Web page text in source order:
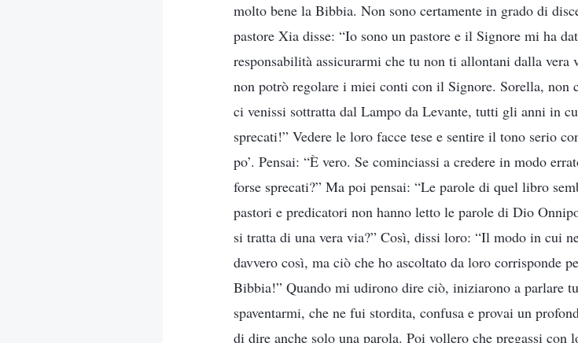
molto bene la Bibbia. Non sono certamente in grado di
pastore Xia disse: “Io sono un pastore e il Signore mi ha
responsabilità assicurarmi che tu non ti allontani dalla vera
non potrò regolare i miei conti con il Signore. Sorella, non
ci venissi sottratta dal Lampo da Levante, tutti gli anni in
sprecati!” Vedere le loro facce tese e sentire il tono serio
po’. Pensai: “È vero. Se cominciassi a credere in modo
forse sprecati?” Ma poi pensai: “Le parole di quel libro
pastori e predicatori non hanno letto le parole di Dio
si tratta di una vera via?” Così, dissi loro: “Il modo in cui
davvero così, ma ciò che ho ascoltato da loro corrisponde
Bibbia!” Quando mi udirono dire ciò, iniziarono a parlare
spaventarmi, che ne fui stordita, confusa e provai un
di dire anche solo una parola. Poi vollero che pregassi con